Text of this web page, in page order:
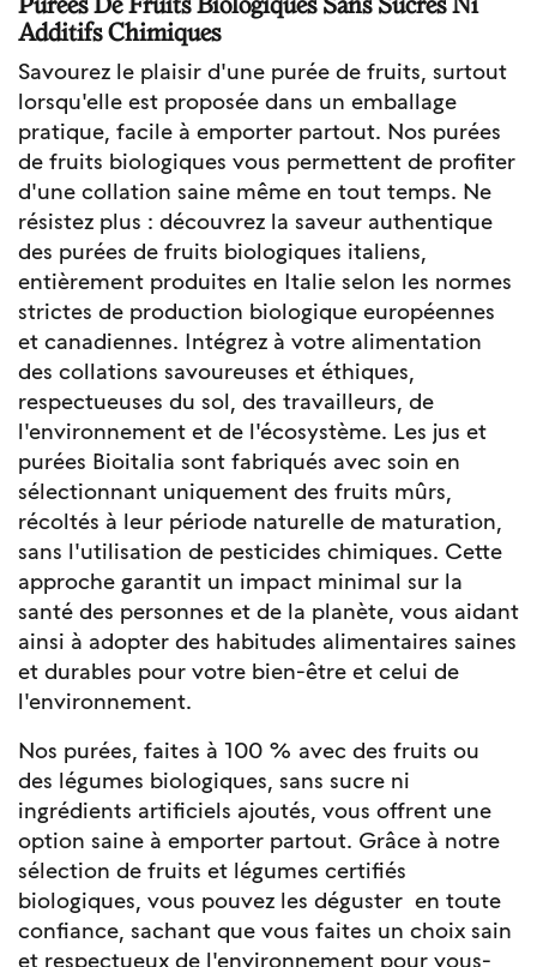
Additifs Chimiques
Savourez le plaisir d'une purée de fruits, surtout
lorsqu'elle est proposée dans un emballage
pratique, facile à emporter partout. Nos purées
de fruits biologiques vous permettent de profiter
d'une collation saine même en tout temps. Ne
résistez plus : découvrez la saveur authentique
des purées de fruits biologiques italiens,
entièrement produites en Italie selon les normes
strictes de production biologique européennes
et canadiennes. Intégrez à votre alimentation
des collations savoureuses et éthiques,
respectueuses du sol, des travailleurs, de
l'environnement et de l'écosystème. Les jus et
purées Bioitalia sont fabriqués avec soin en
sélectionnant uniquement des fruits mûrs,
récoltés à leur période naturelle de maturation,
sans l'utilisation de pesticides chimiques. Cette
approche garantit un impact minimal sur la
santé des personnes et de la planète, vous aidant
ainsi à adopter des habitudes alimentaires saines
et durables pour votre bien-être et celui de
l'environnement.
Nos purées, faites à 100 % avec des fruits ou
des légumes biologiques, sans sucre ni
ingrédients artificiels ajoutés, vous offrent une
option saine à emporter partout. Grâce à notre
sélection de fruits et légumes certifiés
biologiques, vous pouvez les déguster en toute
confiance, sachant que vous faites un choix sain
et respectueux de l'environnement pour vous-